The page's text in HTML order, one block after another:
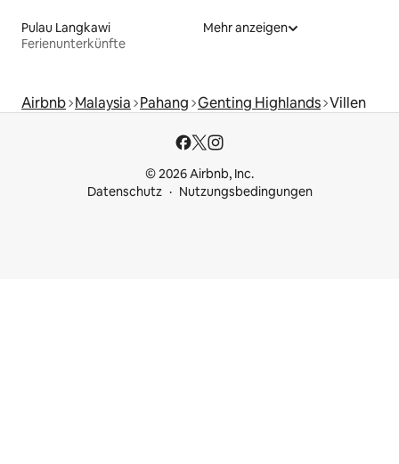
Pulau Langkawi
Ferienunterkünfte
Mehr anzeigen
Airbnb Malaysia Pahang Genting Highlands Villen
© 2026 Airbnb, Inc.
Datenschutz
Nutzungsbedingungen